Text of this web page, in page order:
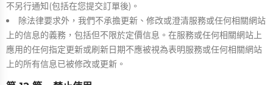
不另行通知(包括在您提交訂單後)。
除法律要求外，我們不承擔更新、修改或澄清服務或任何相關網站
上的信息的義務，包括但不限於定價信息。在服務或任何相關網站上
應用的任何指定更新或刷新日期不應被視為表明服務或任何相關網站
上的所有信息已被修改或更新。